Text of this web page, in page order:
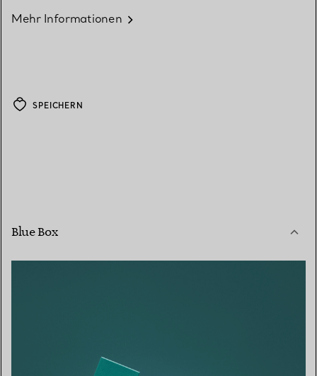
Mehr Informationen
SPEICHERN
Blue Box